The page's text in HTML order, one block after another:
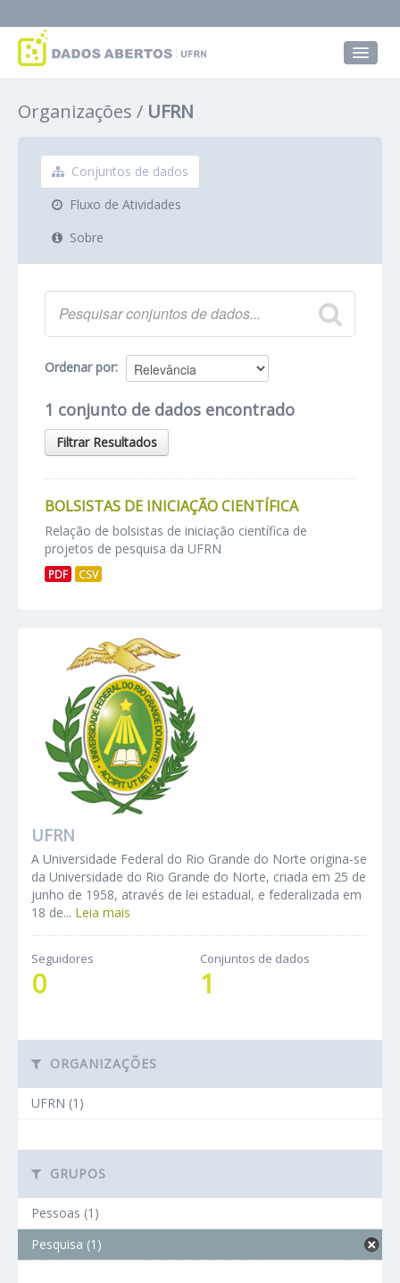
Grupos
Sobre
Organizações UFRN
Conjuntos de dados
Fluxo de Atividades
Sobre
Ordenar por
1 conjunto de dados encontrado
Filtrar Resultados
BOLSISTAS DE INICIAÇÃO CIENTÍFICA
Relação de bolsistas de iniciação científica de
projetos de pesquisa da UFRN
PDF CSV
UFRN
A Universidade Federal do Rio Grande do Norte origina-se
da Universidade do Rio Grande do Norte, criada em 25 de
junho de 1958, através de lei estadual, e federalizada em
18 de... Leia mais
Seguidores
0
Conjuntos de dados
1
ORGANIZAÇÕES
UFRN (1)
GRUPOS
Pessoas (1)
Pesquisa (1)